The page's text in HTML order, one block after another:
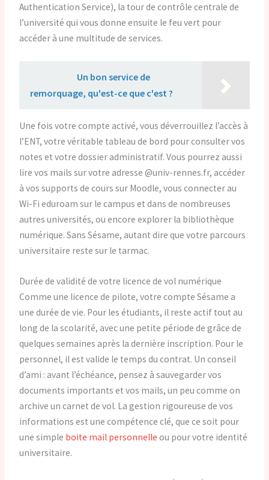
Authentication Service), la tour de contrôle centrale de
l’université qui vous donne ensuite le feu vert pour
accéder à une multitude de services.
Un bon service de
remorquage, qu'est-ce que c'est ?
Une fois votre compte activé, vous déverrouillez l’accès à
l’ENT, votre véritable tableau de bord pour consulter vos
notes et votre dossier administratif. Vous pourrez aussi
lire vos mails sur votre adresse @univ-rennes.fr, accéder
à vos supports de cours sur Moodle, vous connecter au
Wi-Fi eduroam sur le campus et dans de nombreuses
autres universités, ou encore explorer la bibliothèque
numérique. Sans Sésame, autant dire que votre parcours
universitaire reste sur le tarmac.
Durée de validité de votre licence de vol numérique
Comme une licence de pilote, votre compte Sésame a
une durée de vie. Pour les étudiants, il reste actif tout au
long de la scolarité, avec une petite période de grâce de
quelques semaines après la dernière inscription. Pour le
personnel, il est valide le temps du contrat. Un conseil
d’ami : avant l’échéance, pensez à sauvegarder vos
documents importants et vos mails, un peu comme on
archive un carnet de vol. La gestion rigoureuse de vos
informations est une compétence clé, que ce soit pour
une simple boite mail personnelle ou pour votre identité
universitaire.